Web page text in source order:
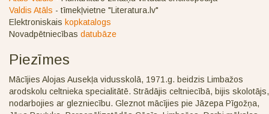
Valdis Atāls - tīmekļvietne "Literatura.lv"
Elektroniskais kopkatalogs
Novadpētniecības datubāze
Piezīmes
Mācījies Alojas Ausekļa vidusskolā, 1971.g. beidzis Limbažos
arodskolu celtnieka specialitātē. Strādājis celtniecībā, bijis skolotājs,
nodarbojies ar glezniecību. Gleznot mācījies pie Jāzepa Pīgožņa,